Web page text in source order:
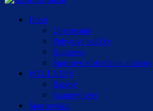
Hotel
Ubytovanie
Pobytové balíčky
Kongresy
Športové sústredenia a tábory
WELLNESS
Bazény
Saunový svet
Športoviská